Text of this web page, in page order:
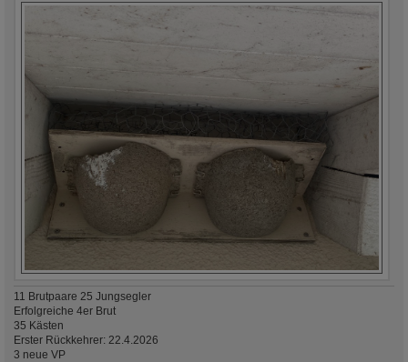
11 Brutpaare 25 Jungsegler
Erfolgreiche 4er Brut
35 Kästen
Erster Rückkehrer: 22.4.2026
3 neue VP